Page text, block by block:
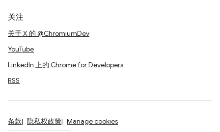
关注
关于 X 的 @ChromiumDev
YouTube
LinkedIn 上的 Chrome for Developers
RSS
条款 隐私权政策 Manage cookies